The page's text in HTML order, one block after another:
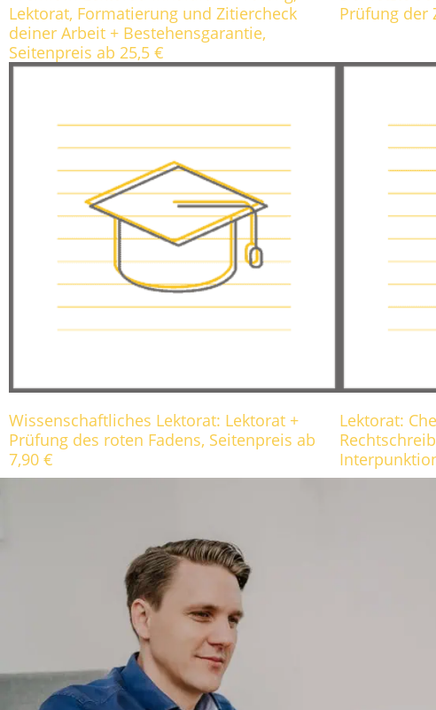
Lektorat, Formatierung und Zitiercheck
deiner Arbeit + Bestehensgarantie,
Seitenpreis ab 25,5 €
Prüfung der
Wissenschaftliches Lektorat: Lektorat +
Prüfung des roten Fadens, Seitenpreis ab
7,90 €
Lektorat: